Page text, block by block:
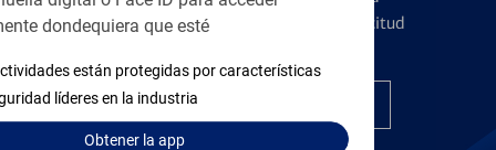
dondequiera que esté
están protegidas por características
líderes en la industria
Obtenerla app
financiera antes de presentar una solicitud
Encuentre la tarjeta correcta